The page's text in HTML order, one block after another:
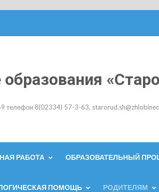
телефон 8(02334) 57-3-63,
РАБОТА ОБРАЗОВАТЕЛЬНЫЙ
ПОМОЩЬ РОДИТЕЛЯМ